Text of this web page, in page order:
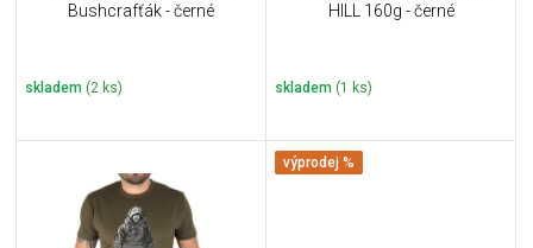
Bushcrafťák - černé
skladem (2 ks)
HILL 160g - černé
skladem (1 ks)
výprodej %